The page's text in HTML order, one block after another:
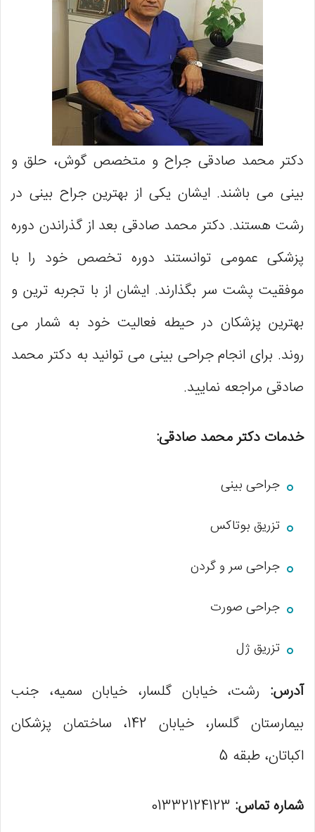
دکتر محمد صادقی جراح و متخصص گوش، حلق و
بینی می باشند. ایشان یکی از بهترین جراح بینی در
رشت هستند. دکتر محمد صادقی بعد از گذراندن دوره
پزشکی عمومی توانستند دوره تخصص خود را با
موفقیت پشت سر بگذارند. ایشان از با تجربه ترین و
بهترین پزشکان در حیطه فعالیت خود به شمار می‌
روند. برای انجام جراحی بینی می توانید به دکتر محمد
صادقی مراجعه نمایید.
خدمات دکتر محمد صادقی:
جراحی بینی
تزریق بوتاکس
جراحی سر و گردن
جراحی صورت
تزریق ژل
آدرس: رشت، خیابان گلسار، خیابان سمیه، جنب
بیمارستان گلسار، خیابان 142، ساختمان پزشکان
اکباتان، طبقه 5
شماره تماس: